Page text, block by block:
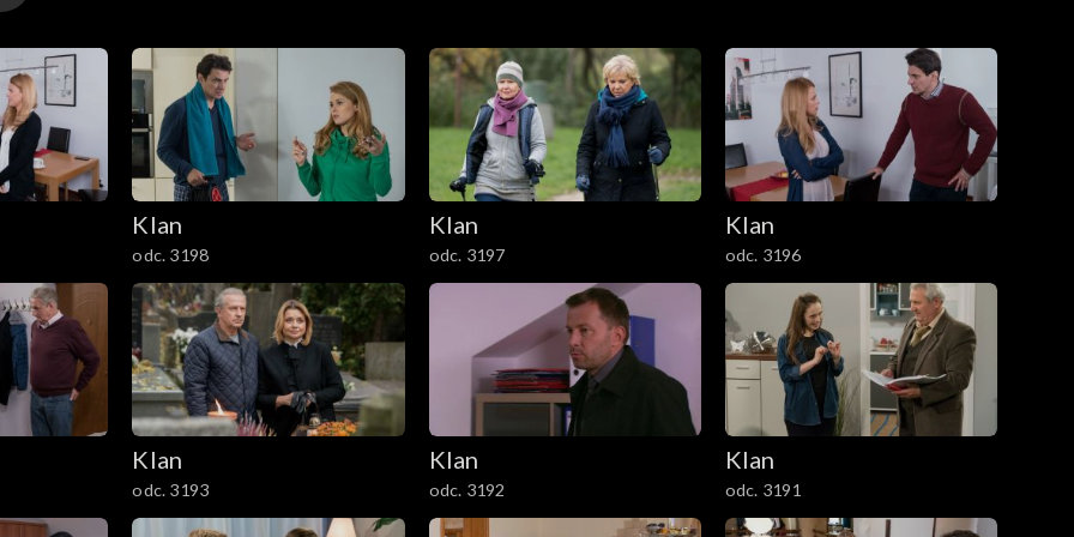
Klan
odc. 3198
Klan
odc. 3197
Klan
odc. 3196
Klan
odc. 3193
Klan
odc. 3192
Klan
odc. 3191